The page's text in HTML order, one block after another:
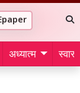
अध्यात्म